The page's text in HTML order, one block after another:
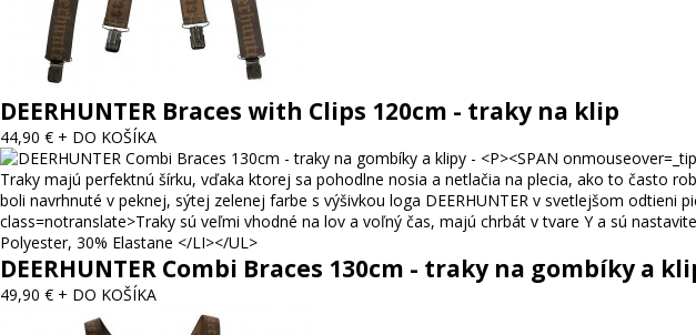
DEERHUNTER Braces with Clips 120cm - traky na klip
44,90 € + DO KOŠÍKA
DEERHUNTER Combi Braces 130cm - traky na gombíky a
49,90 € + DO KOŠÍKA